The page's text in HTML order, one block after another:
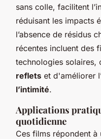
sans colle, facilitent
réduisant les impacts
l’absence de résidus
récentes incluent des
technologies solaires,
reflets et d'améliorer
l’intimité.
Applications
quotidienne
Ces films répondent à